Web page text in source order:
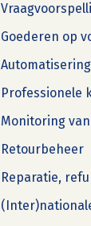
Goederen op
Professionele
Monitoring van
Retourbeheer
Reparatie,